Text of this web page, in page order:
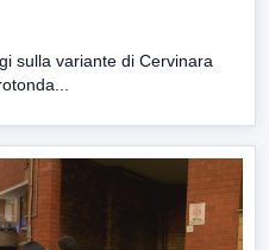
sulla variante di Cervinara